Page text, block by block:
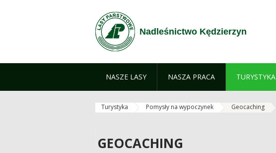
Nadleśnictwo Kędzierzyn
NASZE LASY NASZA PRACA TURYSTYKA
Turystyka Pomysły na wypoczynek Geocaching
GEOCACHING